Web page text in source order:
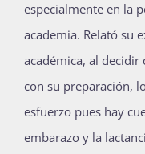
especialmente en la
academia. Relató su
académica, al
con su preparación,
esfuerzo pues hay
embarazo y la